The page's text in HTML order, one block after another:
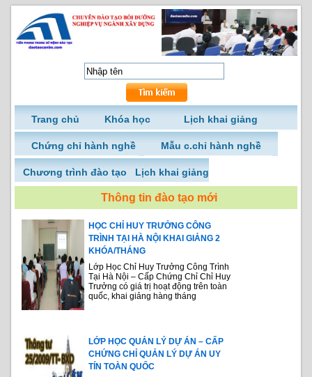
Trang chủ Khóa học Lịch khai giảng
Chứng chỉ hành nghề Mẫu c.chỉ hành nghề
Chương trình đào tạo Lịch khai giảng
Thông tin đào tạo mới
HỌC CHỈ HUY TRƯỞNG CÔNG
TRÌNH TẠI HÀ NỘI KHAI GIẢNG 2
KHÓA/THÁNG
Lớp Học Chỉ Huy Trưởng Công Trình
Tại Hà Nội – Cấp Chứng Chỉ Chỉ Huy
Trưởng có giá trị hoạt động trên toàn
quốc, khai giảng hàng tháng
LỚP HỌC QUẢN LÝ DỰ ÁN – CẤP
CHỨNG CHỈ QUẢN LÝ DỰ ÁN UY
TÍN TOÀN QUỐC